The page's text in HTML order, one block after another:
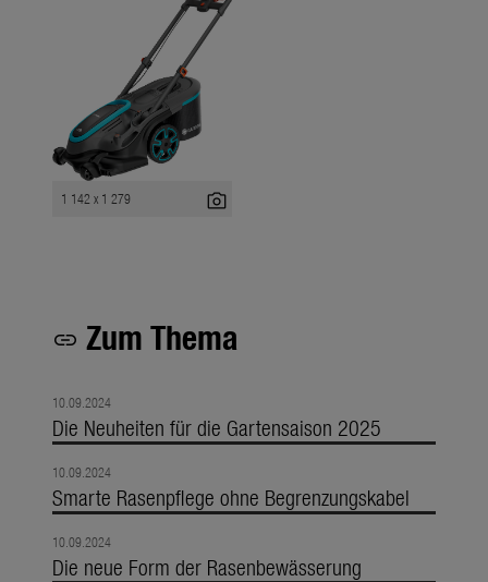
1 142 x 1 279 photo_camera
link Zum Thema
10.09.2024
Die Neuheiten für die Gartensaison 2025
10.09.2024
Smarte Rasenpflege ohne Begrenzungskabel
10.09.2024
Die neue Form der Rasenbewässerung